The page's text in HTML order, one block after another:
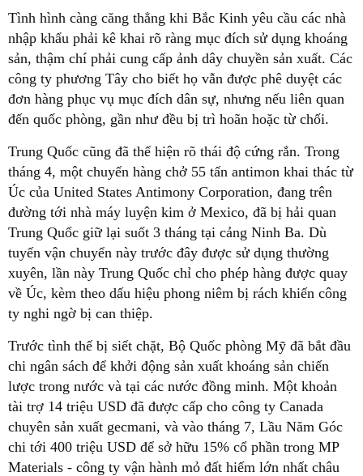
Tình hình càng căng thẳng khi Bắc Kinh yêu cầu các nhà
nhập khẩu phải kê khai rõ ràng mục đích sử dụng khoáng
sản, thậm chí phải cung cấp ảnh dây chuyền sản xuất. Các
công ty phương Tây cho biết họ vẫn được phê duyệt các
đơn hàng phục vụ mục đích dân sự, nhưng nếu liên quan
đến quốc phòng, gần như đều bị trì hoãn hoặc từ chối.
Trung Quốc cũng đã thể hiện rõ thái độ cứng rắn. Trong
tháng 4, một chuyến hàng chở 55 tấn antimon khai thác từ
Úc của United States Antimony Corporation, đang trên
đường tới nhà máy luyện kim ở Mexico, đã bị hải quan
Trung Quốc giữ lại suốt 3 tháng tại cảng Ninh Ba. Dù
tuyến vận chuyển này trước đây được sử dụng thường
xuyên, lần này Trung Quốc chỉ cho phép hàng được quay
về Úc, kèm theo dấu hiệu phong niêm bị rách khiến công
ty nghi ngờ bị can thiệp.
Trước tình thế bị siết chặt, Bộ Quốc phòng Mỹ đã bắt đầu
chi ngân sách để khởi động sản xuất khoáng sản chiến
lược trong nước và tại các nước đồng minh. Một khoản
tài trợ 14 triệu USD đã được cấp cho công ty Canada
chuyên sản xuất gecmani, và vào tháng 7, Lầu Năm Góc
chi tới 400 triệu USD để sở hữu 15% cổ phần trong MP
Materials - công ty vận hành mỏ đất hiếm lớn nhất châu